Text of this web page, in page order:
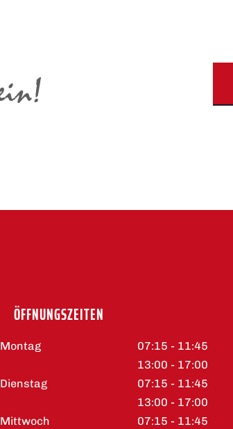
ÖFFNUNGSZEITEN
Montag
07:15 - 11:45
13:00 - 17:00
Dienstag
07:15 - 11:45
13:00 - 17:00
Mittwoch
07:15 - 11:45